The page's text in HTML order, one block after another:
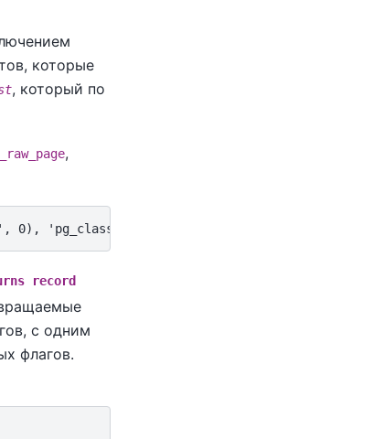
которые
, который по
,
record
с одним
флагов.